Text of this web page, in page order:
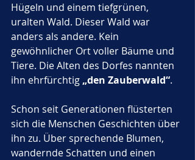
Hügeln und einem tiefgrünen,
uralten Wald. Dieser Wald war
anders als andere. Kein
gewöhnlicher Ort voller Bäume und
Tiere. Die Alten des Dorfes nannten
ihn ehrfürchtig „den Zauberwald“.
Schon seit Generationen flüsterten
sich die Menschen Geschichten über
ihn zu. Über sprechende Blumen,
wandernde Schatten und einen